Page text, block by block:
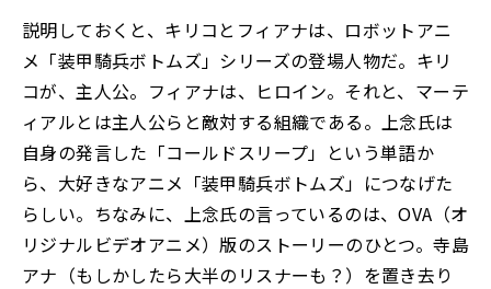
説明しておくと、キリコとフィアナは、ロボットアニ
メ「装甲騎兵ボトムズ」シリーズの登場人物だ。キリ
コが、主人公。フィアナは、ヒロイン。それと、マーテ
ィアルとは主人公らと敵対する組織である。上念氏は
自身の発言した「コールドスリープ」という単語か
ら、大好きなアニメ「装甲騎兵ボトムズ」につなげた
らしい。ちなみに、上念氏の言っているのは、OVA（オ
リジナルビデオアニメ）版のストーリーのひとつ。寺島
アナ（もしかしたら大半のリスナーも？）を置き去り